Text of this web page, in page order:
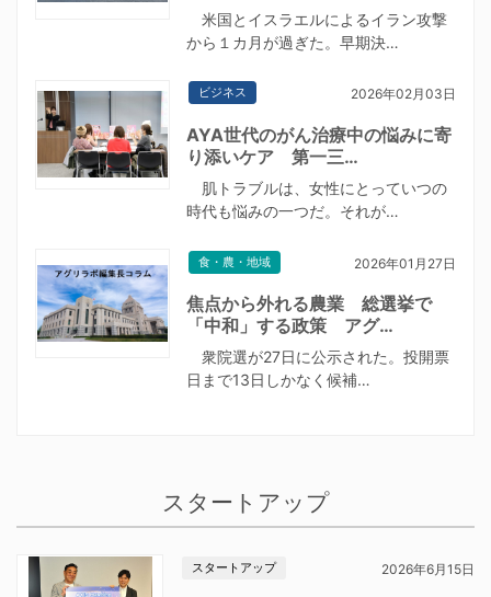
米国とイスラエルによるイラン攻撃
から１カ月が過ぎた。早期決…
ビジネス 2026年02月03日
AYA世代のがん治療中の悩みに寄
り添いケア 第一三…
肌トラブルは、女性にとっていつの
時代も悩みの一つだ。それが…
食・農・地域 2026年01月27日
焦点から外れる農業 総選挙で
「中和」する政策 アグ…
衆院選が27日に公示された。投開票
日まで13日しかなく候補…
スタートアップ
スタートアップ 2026年6月15日